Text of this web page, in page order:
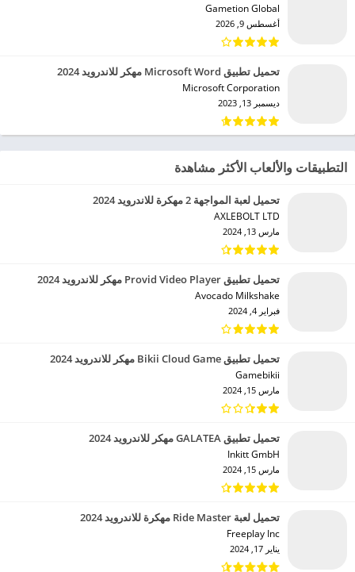
Gametion Global‏
أغسطس 9, 2026
تحميل تطبيق Microsoft Word مهكر للاندرويد 2024
Microsoft Corporation‏
ديسمبر 13, 2023
التطبيقات والألعاب الأكثر مشاهدة
تحميل لعبة المواجهة 2 مهكرة للاندرويد 2024
AXLEBOLT LTD‏
مارس 13, 2024
تحميل تطبيق Provid Video Player مهكر للاندرويد 2024
Avocado Milkshake‏
فبراير 4, 2024
تحميل تطبيق Bikii Cloud Game مهكر للاندرويد 2024
Gamebikii‏
مارس 15, 2024
تحميل تطبيق GALATEA مهكر للاندرويد 2024
Inkitt GmbH‏
مارس 15, 2024
تحميل لعبة Ride Master مهكرة للاندرويد 2024
Freeplay Inc‏
يناير 17, 2024